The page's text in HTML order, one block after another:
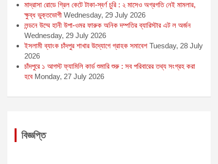
মাদ্রাসা রোডে গ্রিল কেটে টাকা-স্বর্ণ চুরি : ২ মাসেও অগ্রগতি নেই মামলার,
ক্ষুব্ধ ভুক্তভোগী Wednesday, 29 July 2026
লন্ডনে উম্মে হানী উপা-ওমর ফারুক অনিক দম্পতির ব্যারিস্টার এট ল অর্জন
Wednesday, 29 July 2026
ইসলামী ব্যাংক চাঁদপুর শাখার উদ্যোগে গ্রাহক সমাবেশ Tuesday, 28 July
2026
চাঁদপুরে ১ আগস্ট ফ্যামিলি কার্ড শুমারি শুরু : সব পরিবারের তথ্য সংগ্রহ করা
হবে Monday, 27 July 2026
বিজ্ঞপ্তি